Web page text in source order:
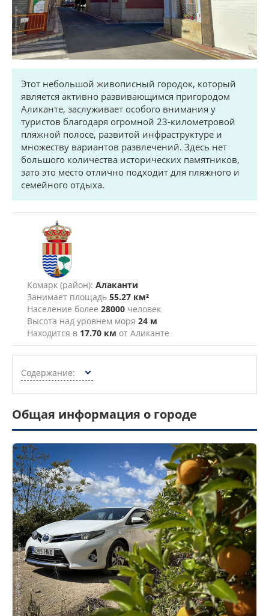
Этот небольшой живописный городок, который
является активно развивающимся пригородом
Аликанте, заслуживает особого внимания у
туристов благодаря огромной 23-километровой
пляжной полосе, развитой инфраструктуре и
множеству вариантов развлечений. Здесь нет
большого количества исторических памятников,
зато это место отлично подходит для пляжного и
семейного отдыха.
Комарк (район): Алаканти
Занимает площадь 55.27 км²
Население более 28000 человек
Высота над уровнем моря 24 м
Находится в 17.70 км от Аликанте
Содержание:
Общая информация о городе